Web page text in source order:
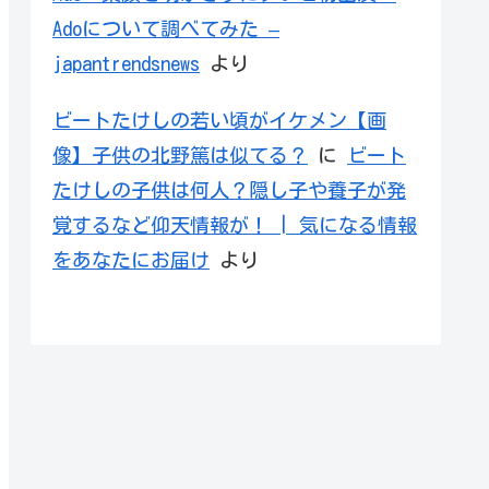
Adoについて調べてみた –
japantrendsnews より
ビートたけしの若い頃がイケメン【画
像】子供の北野篤は似てる？
に
ビート
たけしの子供は何人？隠し子や養子が発
覚するなど仰天情報が！ | 気になる情報
をあなたにお届け より